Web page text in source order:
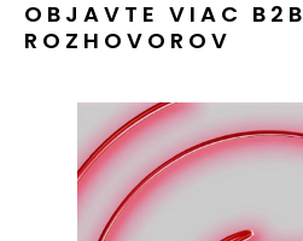
OBJAVTE VIAC B2B
ROZHOVOROV